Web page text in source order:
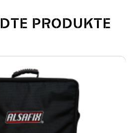
PRODUKTE